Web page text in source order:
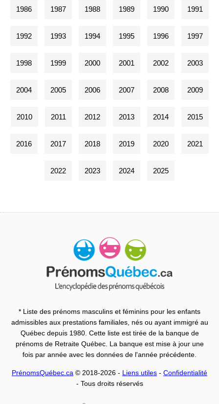
1986 1987 1988 1989 1990 1991
1992 1993 1994 1995 1996 1997
1998 1999 2000 2001 2002 2003
2004 2005 2006 2007 2008 2009
2010 2011 2012 2013 2014 2015
2016 2017 2018 2019 2020 2021
2022 2023 2024 2025
* Liste des prénoms masculins et féminins pour les enfants
admissibles aux prestations familiales, nés ou ayant immigré au
Québec depuis 1980. Cette liste est tirée de la banque de
prénoms de Retraite Québec. La banque est mise à jour une
fois par année avec les données de l'année précédente.
PrénomsQuébec.ca © 2018-2026 - Liens utiles - Confidentialité
- Tous droits réservés